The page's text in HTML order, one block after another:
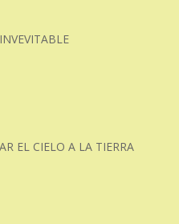
EL CIELO A LA TIERRA